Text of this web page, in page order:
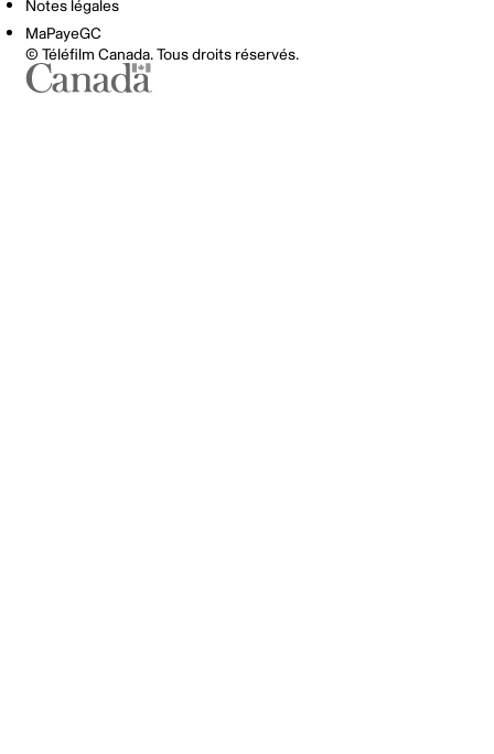
Notes légales
MaPayeGC
© Téléfilm Canada. Tous droits réservés.